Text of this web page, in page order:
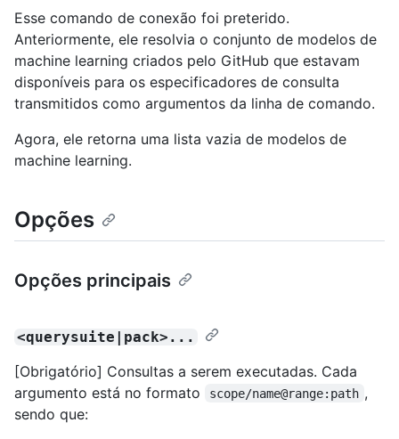
Esse comando de conexão foi preterido.
Anteriormente, ele resolvia o conjunto de modelos de
machine learning criados pelo GitHub que estavam
disponíveis para os especificadores de consulta
transmitidos como argumentos da linha de comando.
Agora, ele retorna uma lista vazia de modelos de
machine learning.
Opções
Opções principais
<querysuite|pack>...
[Obrigatório] Consultas a serem executadas. Cada
argumento está no formato
scope/name@range:path ,
sendo que: